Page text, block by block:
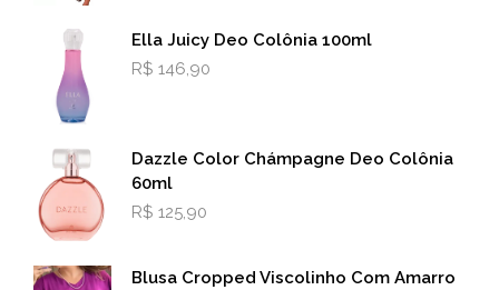
Ella Juicy Deo Colônia 100ml
R$ 146,90
Dazzle Color Chámpagne Deo Colônia
60ml
R$ 125,90
Blusa Cropped Viscolinho Com Amarro